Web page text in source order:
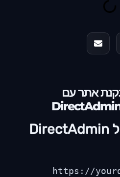
אתר עם
https://